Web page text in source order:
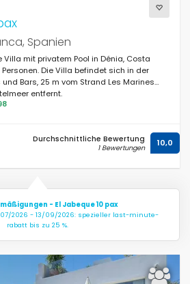
Spanien
Villa mit privatem Pool in Dénia, Costa
Personen. Die Villa befindet sich in der
Bars, 25 m vom Strand Les Marines
entfernt.
Durchschnittliche Bewertung
1 Bewertungen 10,0
- El Jabeque 10 pax
07/2026 - 13/09/2026: spezieller last-minute-
rabatt bis zu 25 %.